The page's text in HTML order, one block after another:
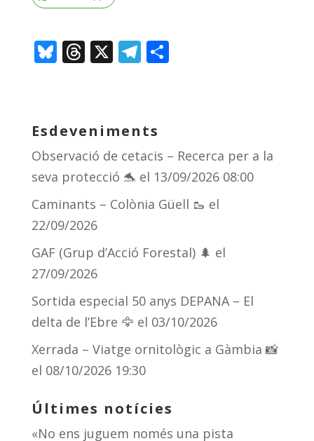
Bl
sk
y
T
d
s
X T
gr
a
m
C
te
ix
Esdeveniments
Observació de cetacis – Recerca per a la
seva protecció 🐬 el 13/09/2026 08:00
Caminants – Colònia Güell 🥾 el
22/09/2026
GAF (Grup d’Acció Forestal) 🌲 el
27/09/2026
Sortida especial 50 anys DEPANA – El
delta de l’Ebre 🦅 el 03/10/2026
Xerrada – Viatge ornitològic a Gàmbia 📸
el 08/10/2026 19:30
Últimes notícies
«No ens juguem només una pista